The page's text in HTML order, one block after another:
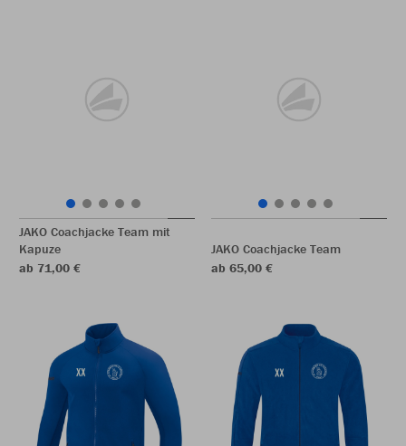
JAKO Coachjacke Team mit
Kapuze
ab 71,00 €
JAKO Coachjacke Team
ab 65,00 €